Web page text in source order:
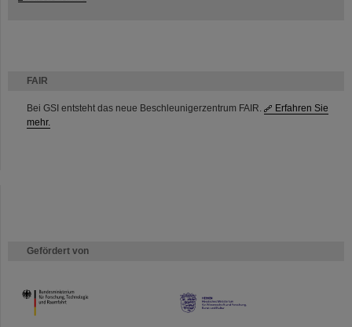
FAIR
Bei GSI entsteht das neue Beschleunigerzentrum FAIR.
Erfahren Sie
mehr.
Gefördert von
HMWK